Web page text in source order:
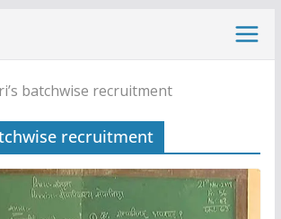
batchwise recruitment
recruitment